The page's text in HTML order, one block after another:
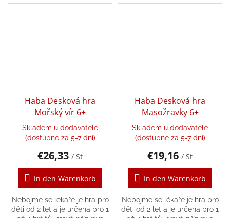
Haba Desková hra
Mořský vír 6+
Skladem u dodavatele
(dostupné za 5-7 dní)
€26,33 / St
In den Warenkorb
Nebojme se lékaře je hra pro
děti od 2 let a je určena pro 1
Haba Desková hra
Masožravky 6+
Skladem u dodavatele
(dostupné za 5-7 dní)
€19,16 / St
In den Warenkorb
Nebojme se lékaře je hra pro
děti od 2 let a je určena pro 1